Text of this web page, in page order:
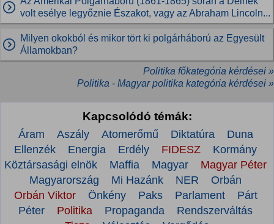
volt esélye legyőznie Északot, vagy az Abraham Lincoln...
Milyen okokból és mikor tört ki polgárháború az Egyesült
Államokban?
Politika főkategória kérdései »
Politika - Magyar politika kategória kérdései »
Kapcsolódó témák:
Áram Aszály Atomerőmű Diktatúra
Duna
Ellenzék
Energia Erdély FIDESZ
Kormány
Köztársasági elnök
Maffia Magyar
Magyar Péter
Magyarország
Mi Hazánk NER
Orbán
Orbán Viktor
Önkény Paks Parlament
Párt
Péter
Politika Propaganda
Rendszerváltás